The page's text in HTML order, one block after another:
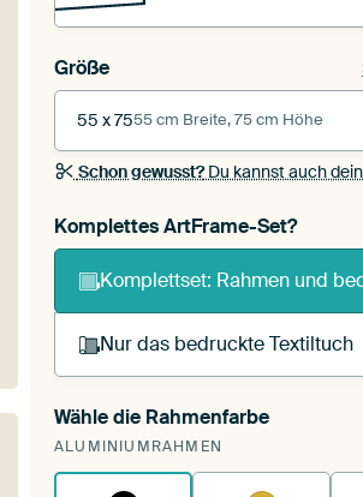
Größe
55 x 7555 cm Breite, 75 cm Höhe
Schon gewusst?Du kannst auch
Komplettes ArtFrame-Set?
Komplettset: Rahmen und
Nur das bedruckte Textiltuch
Du spannst einen
vorhandenen ArtFrame™.
Wähle die Rahmenfarbe
ALUMINIUMRAHMEN